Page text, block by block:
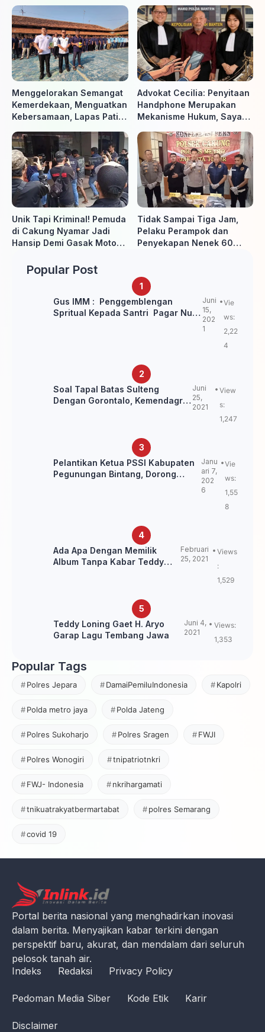
Menggelorakan Semangat
Kemerdekaan, Menguatkan
Kebersamaan, Lapas Pati
ke-81 RI, Warga Binaan
Antusias Ikuti Berbagai
Perlombaan
Advokat Cecilia: Penyitaan
Handphone Merupakan
Mekanisme Hukum, Saya
Diminta Penyidik dan Tidak
perlu takut
Unik Tapi Kriminal! Pemuda
di Cakung Nyamar Jadi
Hansip Demi Gasak Motor
Tidak Sampai Tiga Jam,
Pelaku Perampok dan
Penyekapan Nenek 60
Popular Post
Gus IMM : Penggemblengan
Spritual Kepada Santri Pagar Nusa
Juni
15,
202
1
Vie
ws:
2,22
4
Soal Tapal Batas Sulteng
Dengan Gorontalo, Kemendagri:
Juni
25,
2021
View
s:
1,247
Pelantikan Ketua PSSI Kabupaten
Pegunungan Bintang, Dorong
Janu
ari 7,
202
6
Vie
ws:
1,55
8
Ada Apa Dengan Memilik
Album Tanpa Kabar Teddy
Februari
25, 2021
Views
:
1,529
Teddy Loning Gaet H. Aryo
Garap Lagu Tembang Jawa
Juni 4,
2021
Views:
1,353
Popular Tags
Polres Jepara DamaiPemiluIndonesia Kapolri
Polda metro jaya Polda Jateng
Polres Sukoharjo Polres Sragen FWJI
Polres Wonogiri tnipatriotnkri
FWJ- Indonesia nkrihargamati
tnikuatrakyatbermartabat polres Semarang
covid 19
Portal berita nasional yang menghadirkan inovasi
dalam berita. Menyajikan kabar terkini dengan
perspektif baru, akurat, dan mendalam dari seluruh
pelosok tanah air.
Indeks
Redaksi Privacy Policy
Pedoman Media Siber Kode Etik Karir
Disclaimer